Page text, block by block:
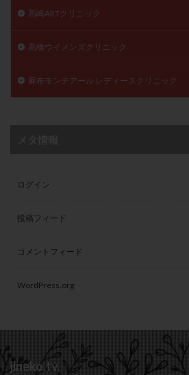
高崎ARTクリニック
高橋ウイメンズクリニック
麻布モンテアール レディースクリニック
ログイン
投稿フィード
コメントフィード
WordPress.org
jineko.tv